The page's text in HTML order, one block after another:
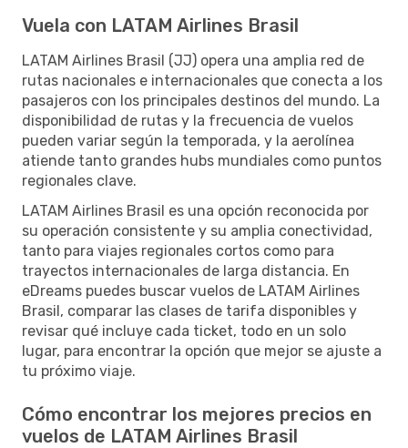
Vuela con LATAM Airlines Brasil
LATAM Airlines Brasil (JJ) opera una amplia red de
rutas nacionales e internacionales que conecta a los
pasajeros con los principales destinos del mundo. La
disponibilidad de rutas y la frecuencia de vuelos
pueden variar según la temporada, y la aerolínea
atiende tanto grandes hubs mundiales como puntos
regionales clave.
LATAM Airlines Brasil es una opción reconocida por
su operación consistente y su amplia conectividad,
tanto para viajes regionales cortos como para
trayectos internacionales de larga distancia. En
eDreams puedes buscar vuelos de LATAM Airlines
Brasil, comparar las clases de tarifa disponibles y
revisar qué incluye cada ticket, todo en un solo
lugar, para encontrar la opción que mejor se ajuste a
tu próximo viaje.
Cómo encontrar los mejores precios en
vuelos de LATAM Airlines Brasil